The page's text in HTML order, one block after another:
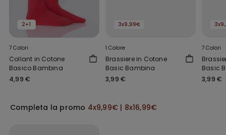
2+1
7 Colori
Collant in Cotone
Basico Bambina
4,99 €
3x9,99€
1 Colore
Brassiere in Cotone
Basic Bambina
3,99 €
7 Colori
Basic
3,99 €
Completa la promo 4x9,99€ | 8x16,99€